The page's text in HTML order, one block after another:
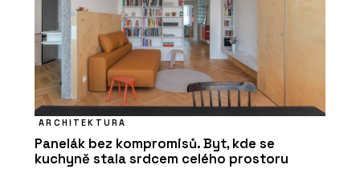
ARCHITEKTURA
Panelák bez kompromisů. Byt, kde se
kuchyně stala srdcem celého prostoru